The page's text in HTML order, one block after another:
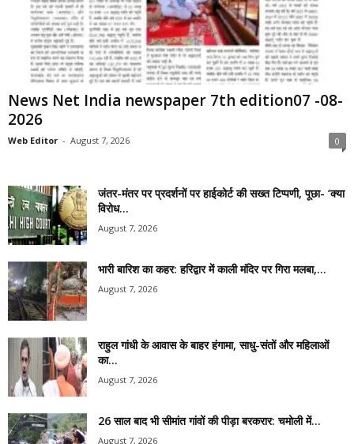
News Net India newspaper 7th edition07 -08-
2026
Web Editor - August 7, 2026 0
जंतर-मंतर पर प्रदर्शनों पर हाईकोर्ट की सख्त टिप्पणी, पूछा- ‘क्या
विरोध...
August 7, 2026
भारी बारिश का कहर: हरिद्वार में काली मंदिर पर गिरा मलबा,...
August 7, 2026
राहुल गांधी के आवास के बाहर हंगामा, साधु-संतों और महिलाओं
का...
August 7, 2026
26 साल बाद भी सीमांत गांवों की पीड़ा बरकरार: चमोली में...
August 7, 2026